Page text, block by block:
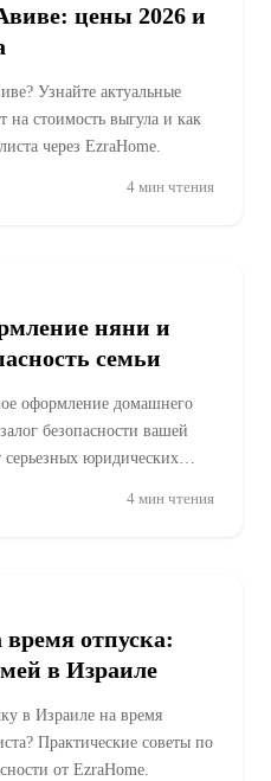
цены 2026 и
Узнайте актуальные
на стоимость выгула и как
через EzraHome.
4 мин чтения
няни и
семьи
оформление домашнего
безопасности вашей
юридических
4 мин чтения
отпуска:
в Израиле
в Израиле на время
Практические советы по
от EzraHome.